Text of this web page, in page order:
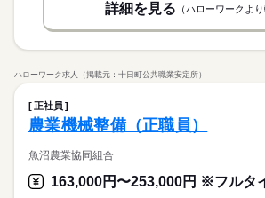
詳細を見る （ハローワークより
ハローワーク求人（掲載元：十日町公共職業安定所）
正社員
農業機械整備（正職員）
魚沼農業協同組合